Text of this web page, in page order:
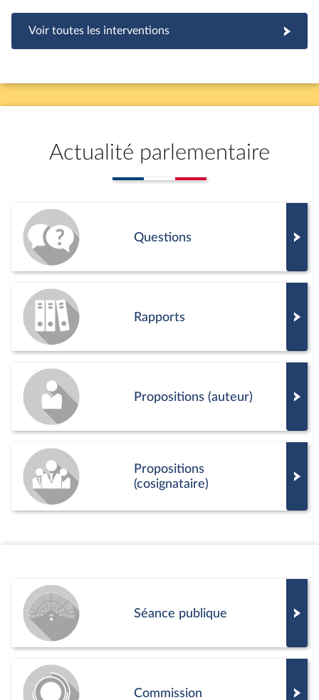
Voir toutes les interventions
Actualité parlementaire
Questions
Rapports
Propositions (auteur)
Propositions
(cosignataire)
Séance publique
Commission